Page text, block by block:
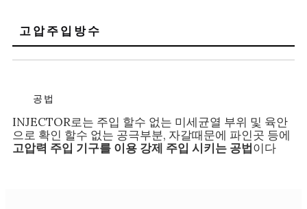
고압주입방수
공법
INJECTOR로는 주입 할수 없는 미세균열 부위 및 육안
으로 확인 할수 없는 공극부분, 자갈때문에 파인곳 등에
고압력 주입 기구를 이용 강제 주입 시키는 공법이다